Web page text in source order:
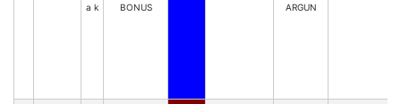
a k
BONUS
ARGUN